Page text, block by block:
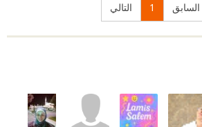
السابق 1 التالي